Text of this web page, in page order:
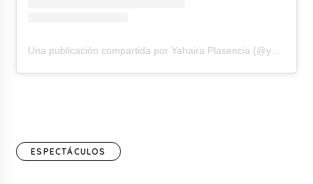
ESPECTÁCULOS